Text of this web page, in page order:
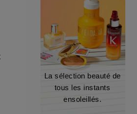
La sélection beauté de
tous les instants
ensoleillés.